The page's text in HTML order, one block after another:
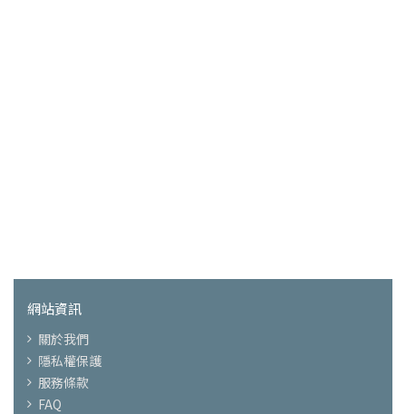
網站資訊
關於我們
隱私權保護
服務條款
FAQ